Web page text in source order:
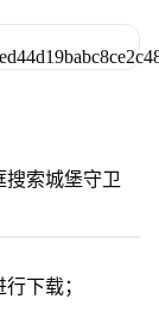
搜索城堡守卫
下载；